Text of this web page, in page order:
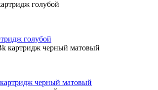
голубой
черный матовый